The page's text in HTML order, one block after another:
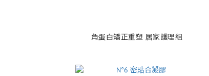
角蛋白矯正重塑 居家護理組